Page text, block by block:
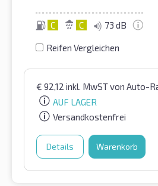
C C 73 dB
Reifen Vergleichen
€ 92,12 inkl. MwSTvon Auto-
AUF LAGER
Versandkostenfrei
Details Warenkorb